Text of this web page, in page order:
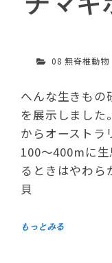
08 無脊椎動物
へんな生きもの
を展示しました
からオーストラ
100～400mに
るときはやわら
貝